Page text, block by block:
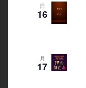
日
16
月
17